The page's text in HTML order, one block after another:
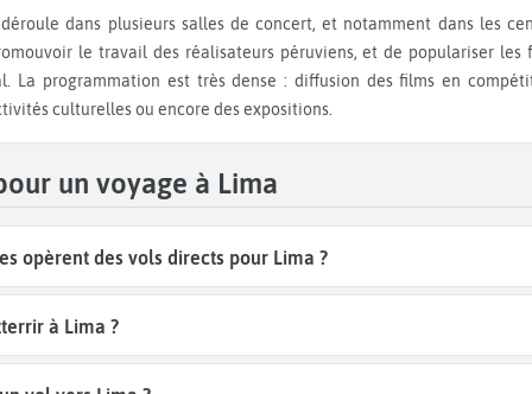
le travail des réalisateurs péruviens, et de populariser les
La programmation est très dense : diffusion des films en
culturelles ou encore des expositions.
un voyage à Lima
opèrent des vols directs pour Lima ?
à Lima ?